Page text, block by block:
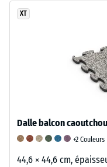
XT
Dalle balcon
+2 Couleurs
44,6 × 44,6 cm,